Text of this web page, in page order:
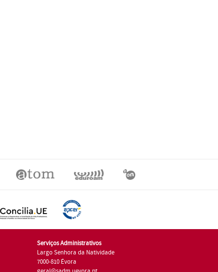
Serviços Administrativos
Largo Senhora da Natividade
7000-810 Évora